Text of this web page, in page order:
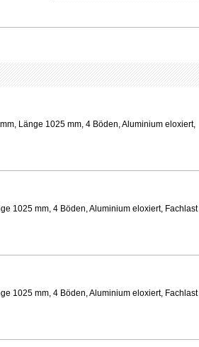
Länge 1025 mm, 4 Böden, Aluminium eloxiert,
1025 mm, 4 Böden, Aluminium eloxiert, Fachlast
1025 mm, 4 Böden, Aluminium eloxiert, Fachlast